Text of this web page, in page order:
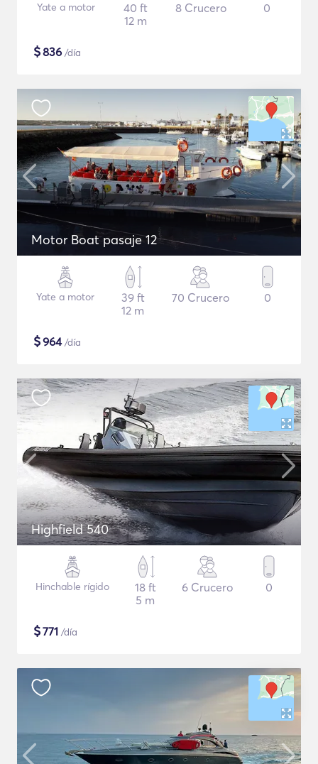
Yate a motor
40 ft
12 m
8 Crucero 0
$836 /día
Motor Boat pasaje 12
Yate a motor
39 ft
12 m
70 Crucero 0
$964/día
Highfield 540
Hinchable rígido
18 ft
5 m
6 Crucero 0
$771 /día